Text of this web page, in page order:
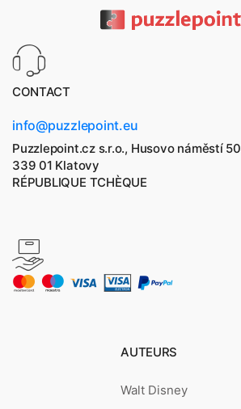
CONTACT
info@puzzlepoint.eu
Puzzlepoint.cz s.r.o., Husovo náměstí 50
339 01 Klatovy
RÉPUBLIQUE TCHÈQUE
AUTEURS
Walt Disney